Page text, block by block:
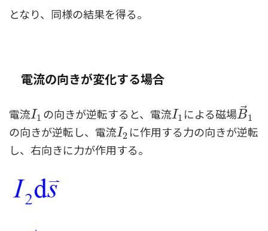
となり、同様の結果を得る。
電流の向きが変化する場合
電流I1
I1 の向きが逆転すると、電流I1
I1 による磁場B⃗1
B→
の向きが逆転し、電流I2
I2 に作用する力の向きが逆転
し、右向きに力が作用する。